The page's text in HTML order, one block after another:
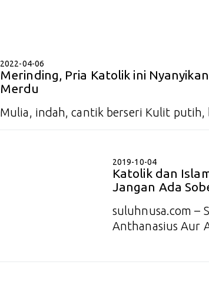
2022-04-06
Merinding, Pria Katolik ini
Merdu
Mulia, indah, cantik berseri Kulit
2019-10-04
Katolik dan
Jangan Ada
suluhnusa.com –
Anthanasius Aur